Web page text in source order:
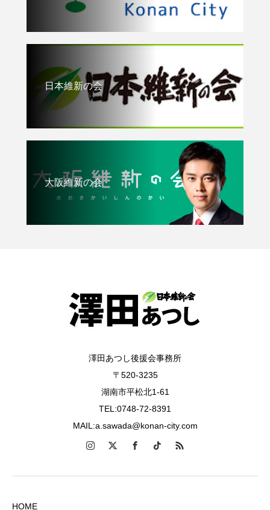
日本維新の会
大阪維新の会
澤田あつし後援会事務所
〒520-3235
湖南市平松北1-61
TEL:0748-72-8391
MAIL:a.sawada@konan-city.com
HOME